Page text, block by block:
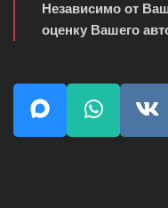
Независимо от
оценку Вашего